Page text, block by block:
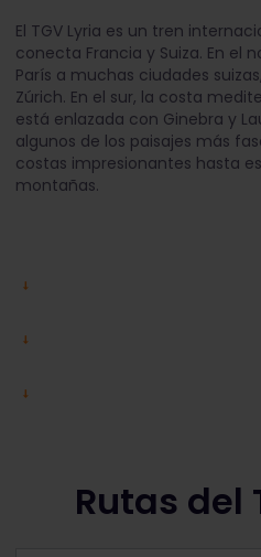
El TGV Lyria es un tren
conecta Francia y Suiza. En el
París a muchas ciudades
Zúrich. En el sur, la costa
está enlazada con Ginebra y
algunos de los paisajes más
costas impresionantes hasta
montañas.
Rutas del